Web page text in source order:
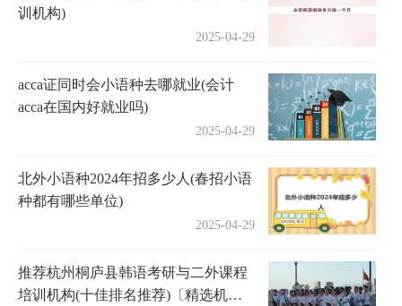
训机构)
2025-04-29
acca证同时会小语种去哪就业(会计
acca在国内好就业吗)
2025-04-29
北外小语种2024年招多少人(春招小语
种都有哪些单位)
2025-04-29
推荐杭州桐庐县韩语考研与二外课程
培训机构(十佳排名推荐)〔精选机构